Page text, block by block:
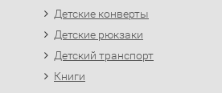
Детские конверты
Детские рюкзаки
Детский транспорт
Книги